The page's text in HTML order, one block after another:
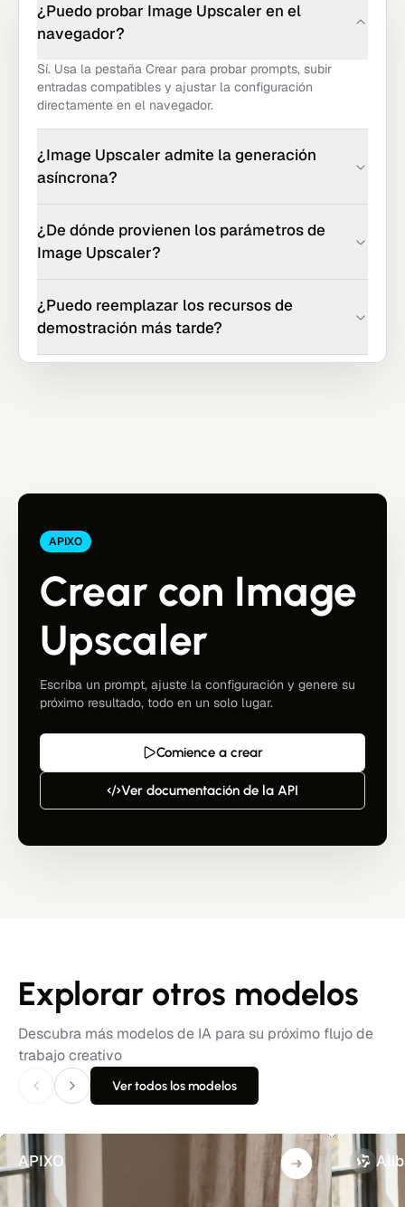
¿Puedo probar Image Upscaler en el
navegador?
Sí. Usa la pestaña Crear para probar prompts, subir
entradas compatibles y ajustar la configuración
directamente en el navegador.
¿Image Upscaler admite la generación
asíncrona?
¿De dónde provienen los parámetros de
Image Upscaler?
¿Puedo reemplazar los recursos de
demostración más tarde?
APIXO
Crear con Image
Upscaler
Escriba un prompt, ajuste la configuración y genere su
próximo resultado, todo en un solo lugar.
Comience a crear
Ver documentación de la API
Explorar otros modelos
Descubra más modelos de IA para su próximo flujo de
trabajo creativo
Ver todos los modelos
APIXO